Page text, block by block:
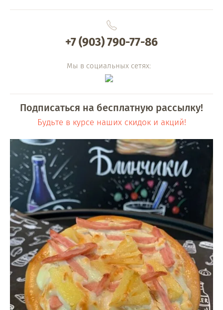
+7 (903) 790-77-86
Мы в социальных сетях:
Подписаться на бесплатную рассылку!
Будьте в курсе наших скидок и акций!